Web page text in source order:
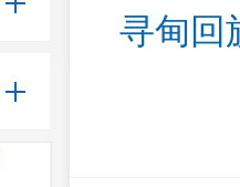
寻甸回